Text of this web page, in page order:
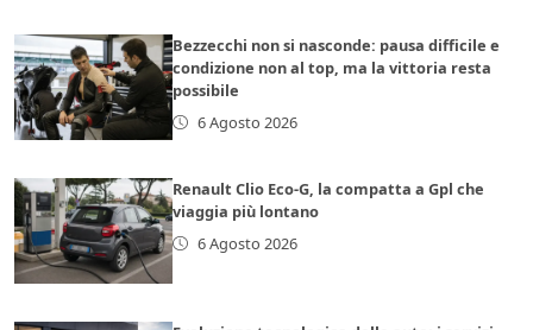
Bezzecchi non si nasconde: pausa difficile e
condizione non al top, ma la vittoria resta
possibile
6 Agosto 2026
Renault Clio Eco-G, la compatta a Gpl che
viaggia più lontano
6 Agosto 2026